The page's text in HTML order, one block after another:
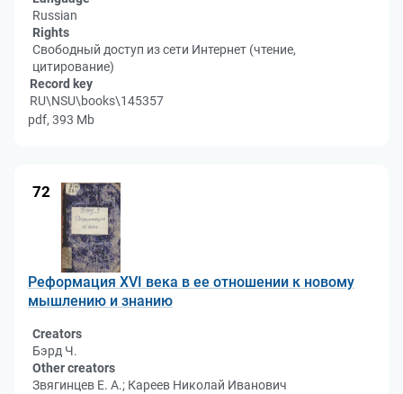
Russian
Rights
Свободный доступ из сети Интернет (чтение,
цитирование)
Record key
RU\NSU\books\145357
pdf, 393 Mb
72
Реформация XVI века в ее отношении к новому
мышлению и знанию
Creators
Бэрд Ч.
Other creators
Звягинцев Е. А.; Кареев Николай Иванович